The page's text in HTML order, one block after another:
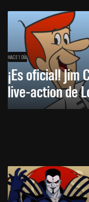
HACE 1 DÍA
¡Es oficial! Jim
live-action de